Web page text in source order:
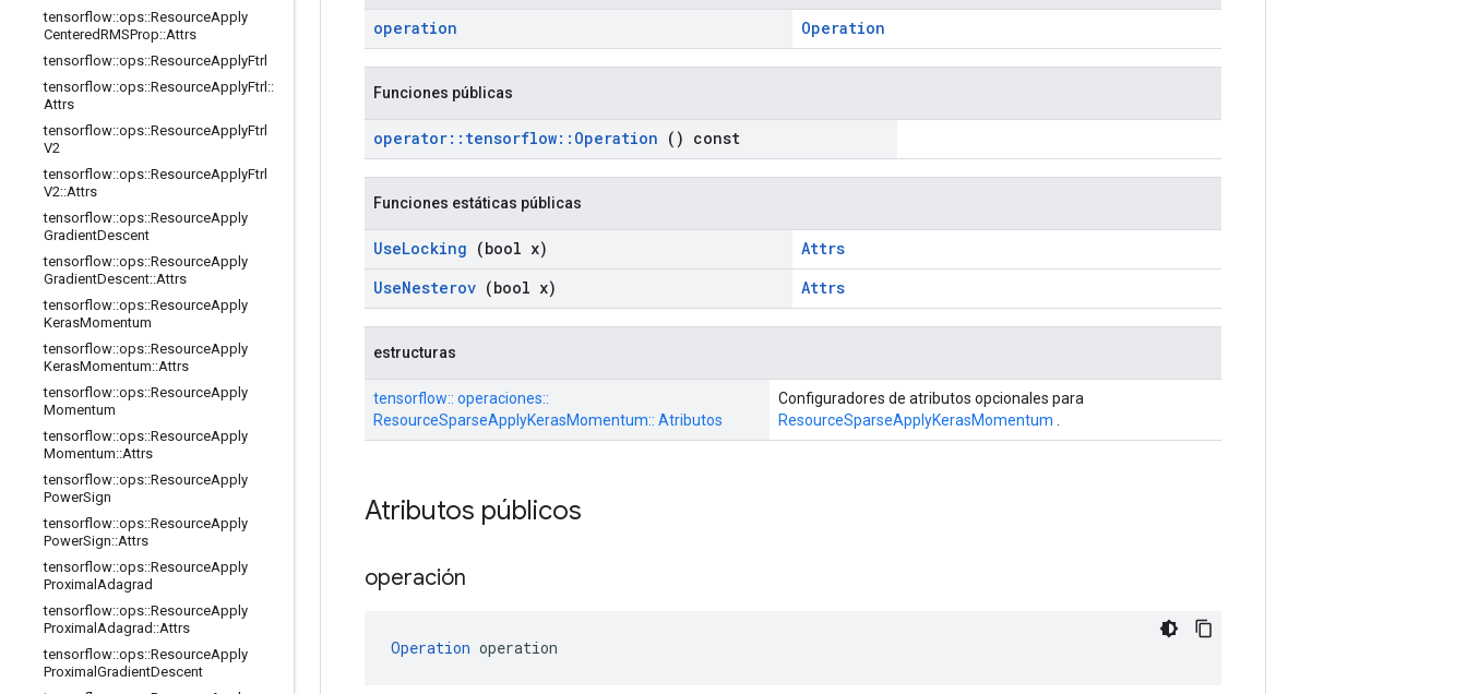
tensorflow::ops::ResourceApply
CenteredRMSProp::Attrs
tensorflow::ops::ResourceApplyFtrl
tensorflow::ops::ResourceApplyFtrl ::
Attrs
tensorflow::ops::ResourceApplyFtrl
V2
tensorflow::ops::ResourceApplyFtrl
V2::Attrs
tensorflow::ops::ResourceApply
GradientDescent
tensorflow::ops::ResourceApply
GradientDescent::Attrs
tensorflow::ops::ResourceApply
KerasMomentum
tensorflow::ops::ResourceApply
KerasMomentum::Attrs
tensorflow::ops::ResourceApply
Momentum
tensorflow::ops::ResourceApply
Momentum::Attrs
tensorflow::ops::ResourceApply
PowerSign
tensorflow::ops::ResourceApply
PowerSign::Attrs
tensorflow::ops::ResourceApply
Proximal Adagrad
tensorflow::ops::ResourceApply
Proximal Adagrad ::Attrs
tensorflow::ops::ResourceApply
Proximal GradientDescent
operation Operation
Funciones públicas
operator:: tensorflow:: Operation () const
Funciones estáticas públicas
UseLocking (bool x)
Attrs
UseNesterov (bool x) Attrs
estructuras
tensorflow:: operaciones::
ResourceSparseApplyKerasMomentum:: Atributos
Configuradores de atributos opcionales para
ResourceSparseApplyKerasMomentum
Atributos públicos
operación
Operation operation